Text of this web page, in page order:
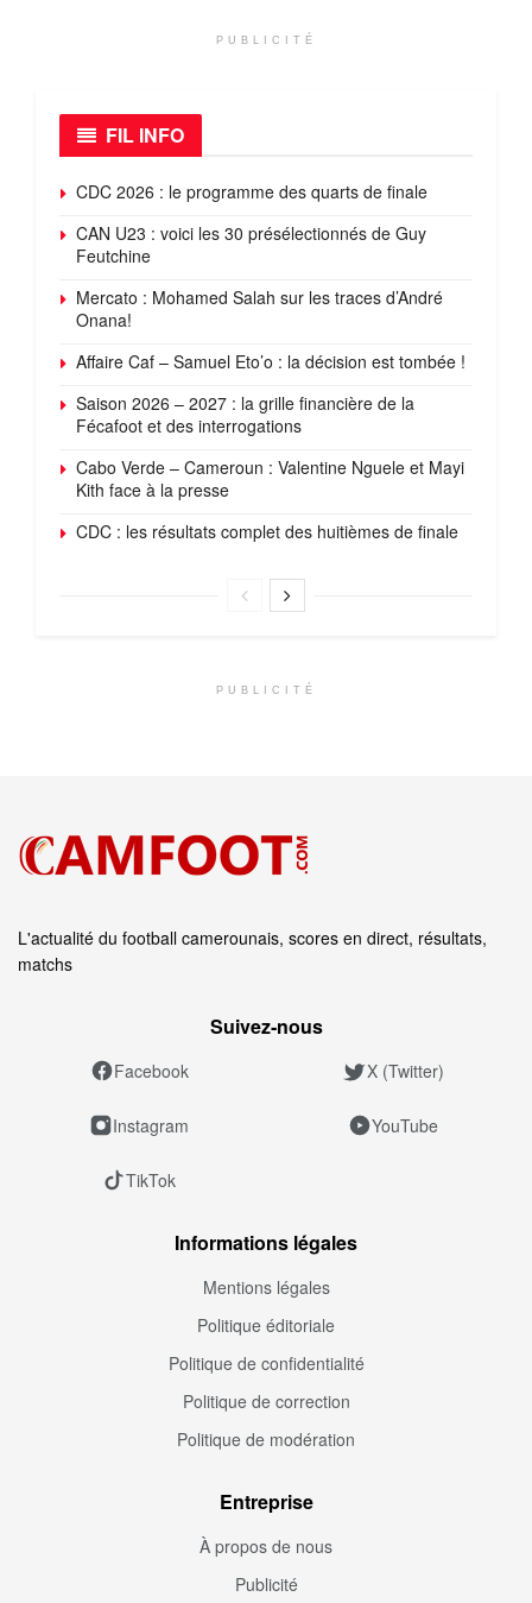
PUBLICITÉ
FIL INFO
CDC 2026 : le programme des quarts de finale
CAN U23 : voici les 30 présélectionnés de Guy
Feutchine
Mercato : Mohamed Salah sur les traces d’André
Onana!
Affaire Caf – Samuel Eto’o : la décision est tombée !
Saison 2026 – 2027 : la grille financière de la
Fécafoot et des interrogations
Cabo Verde – Cameroun : Valentine Nguele et Mayi
Kith face à la presse
CDC : les résultats complet des huitièmes de finale
PUBLICITÉ
L'actualité du football camerounais, scores en direct, résultats,
matchs
Suivez‑nous
Facebook X (Twitter)
Instagram YouTube
TikTok
Informations légales
Mentions légales
Politique éditoriale
Politique de confidentialité
Politique de correction
Politique de modération
Entreprise
À propos de nous
Publicité